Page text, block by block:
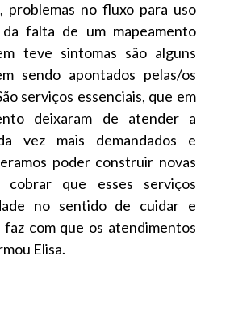
problemas no fluxo para uso
falta de um mapeamento
teve sintomas são alguns
sendo apontados pelas/os
serviços essenciais, que em
deixaram de atender a
vez mais demandados e
poder construir novas
cobrar que esses serviços
no sentido de cuidar e
com que os atendimentos
Elisa.